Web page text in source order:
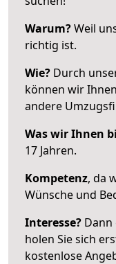
Warum?Weil
richtig ist.
Wie? Durch
können wir
andere
Was wir Ihnen
17 Jahren.
Kompetenz, da
Wünsche und
Interesse? Dann
holen Sie sich
kostenlose